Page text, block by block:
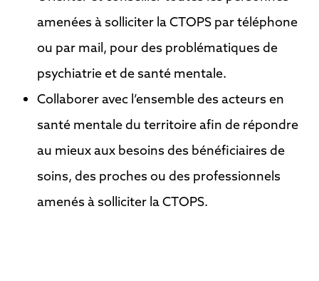
amenées à solliciter la CTOPS par téléphone
ou par mail, pour des problématiques de
psychiatrie et de santé mentale.
Collaborer avec l’ensemble des acteurs en
santé mentale du territoire afin de répondre
au mieux aux besoins des bénéficiaires de
soins, des proches ou des professionnels
amenés à solliciter la CTOPS.